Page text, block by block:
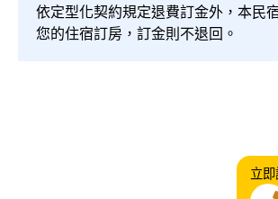
依定型化契約規定退費訂金外，本民
您的住宿訂房，訂金則不退回。
立即